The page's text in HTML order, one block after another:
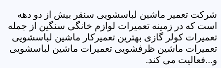
شرکت تعمیر ماشین لباسشویی سنقر بیش از دو دهه
است که در زمینه تعمیرات لوازم خانگی سنگین از جمله
تعمیرات کولر گازی بهترین تعمیرکار ماشین لباسشویی
تعمیرات ماشین ظرفشویی تعمیرات ماشین لباسشویی
و...فعالیت می کند.